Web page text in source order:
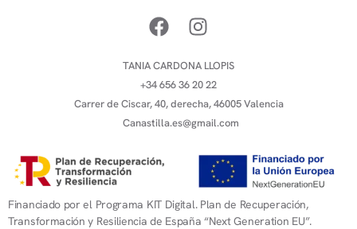
TANIA CARDONA LLOPIS
+34 656 36 20 22
Carrer de Ciscar, 40, derecha, 46005 Valencia
Canastilla.es@gmail.com
Financiado por el Programa KIT Digital. Plan de Recuperación,
Transformación y Resiliencia de España “Next Generation EU”.